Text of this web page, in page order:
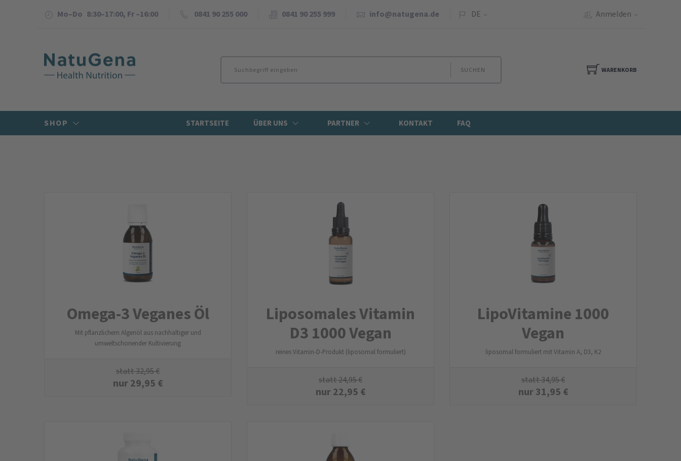
Mo–Do 8:30–17:00, Fr –16:00 0841 90 255 000 0841 90 255 999 info@natugena.de DE Anmelden
SUCHEN WARENKORB
SHOP STARTSEITE ÜBER UNS PARTNER KONTAKT FAQ
Omega-3 Veganes Öl
Mit pflanzlichem Algenöl aus nachhaltiger und
umweltschonender Kultivierung
statt32,95€
nur29,95 €
Liposomales Vitamin
D3 1000 Vegan
reines Vitamin-D-Produkt (liposomal formuliert)
statt24,95€
nur22,95 €
LipoVitamine 1000
Vegan
liposomal formuliert mit Vitamin A, D3, K2
statt34,95€
nur31,95 €